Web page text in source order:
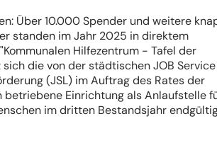
Über 10.000 Spender und weitere
standen im Jahr 2025 in direktem
Hilfezentrum - Tafel der
sich die von der städtischen JOB Service
(JSL) im Auftrag des Rates der
betriebene Einrichtung als Anlaufstelle
im dritten Bestandsjahr